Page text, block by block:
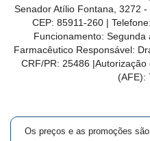
Senador Atílio Fontana, 3272
CEP: 85911-260 |
Funcionamento:
Farmacêutico Responsável:
CRF/PR: 25486
(AFE):
Os preços e as promoções